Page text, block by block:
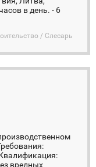
в день. - 6
/ Слесарь
вредных